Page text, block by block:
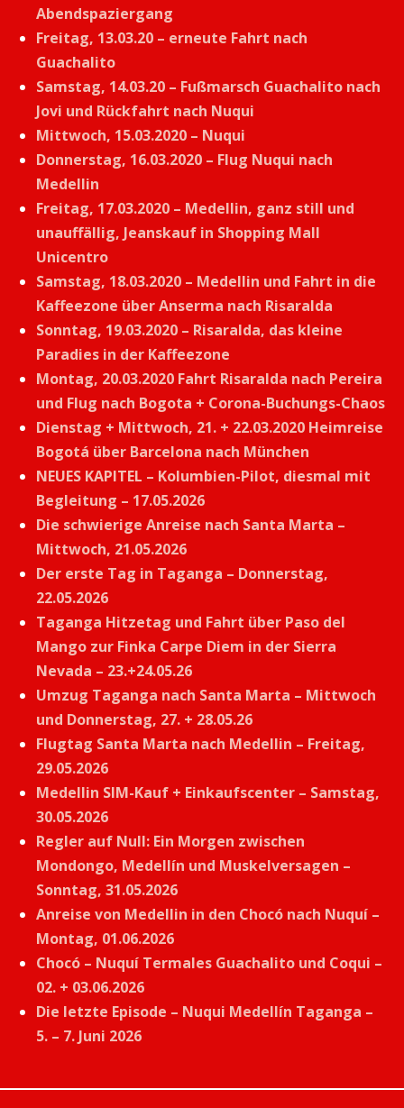
Abendspaziergang
Freitag, 13.03.20 – erneute Fahrt nach
Guachalito
Samstag, 14.03.20 – Fußmarsch Guachalito nach
Jovi und Rückfahrt nach Nuqui
Mittwoch, 15.03.2020 – Nuqui
Donnerstag, 16.03.2020 – Flug Nuqui nach
Medellin
Freitag, 17.03.2020 – Medellin, ganz still und
unauffällig, Jeanskauf in Shopping Mall
Unicentro
Samstag, 18.03.2020 – Medellin und Fahrt in die
Kaffeezone über Anserma nach Risaralda
Sonntag, 19.03.2020 – Risaralda, das kleine
Paradies in der Kaffeezone
Montag, 20.03.2020 Fahrt Risaralda nach Pereira
und Flug nach Bogota + Corona-Buchungs-Chaos
Dienstag + Mittwoch, 21. + 22.03.2020 Heimreise
Bogotá über Barcelona nach München
NEUES KAPITEL – Kolumbien-Pilot, diesmal mit
Begleitung – 17.05.2026
Die schwierige Anreise nach Santa Marta –
Mittwoch, 21.05.2026
Der erste Tag in Taganga – Donnerstag,
22.05.2026
Taganga Hitzetag und Fahrt über Paso del
Mango zur Finka Carpe Diem in der Sierra
Nevada – 23.+24.05.26
Umzug Taganga nach Santa Marta – Mittwoch
und Donnerstag, 27. + 28.05.26
Flugtag Santa Marta nach Medellin – Freitag,
29.05.2026
Medellin SIM-Kauf + Einkaufscenter – Samstag,
30.05.2026
Regler auf Null: Ein Morgen zwischen
Mondongo, Medellín und Muskelversagen –
Sonntag, 31.05.2026
Anreise von Medellin in den Chocó nach Nuquí –
Montag, 01.06.2026
Chocó – Nuquí Termales Guachalito und Coqui –
02. + 03.06.2026
Die letzte Episode – Nuqui Medellín Taganga –
5. – 7. Juni 2026